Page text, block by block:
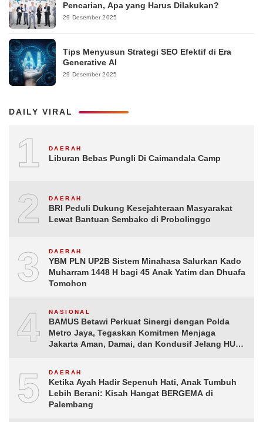
Pencarian, Apa yang Harus Dilakukan?
29 Desember 2025
Tips Menyusun Strategi SEO Efektif di Era
Generative AI
29 Desember 2025
DAILY VIRAL
1 DAERAH
Liburan Bebas Pungli Di Caimandala Camp
2 DAERAH
BRI Peduli Dukung Kesejahteraan Masyarakat
Lewat Bantuan Sembako di Probolinggo
3 DAERAH
YBM PLN UP2B Sistem Minahasa Salurkan Kado
Muharram 1448 H bagi 45 Anak Yatim dan Dhuafa
Tomohon
4 NASIONAL
BAMUS Betawi Perkuat Sinergi dengan Polda
Metro Jaya, Tegaskan Komitmen Menjaga
Jakarta Aman, Damai, dan Kondusif Jelang HUT
5 DAERAH
Ketika Ayah Hadir Sepenuh Hati, Anak Tumbuh
Lebih Berani: Kisah Hangat BERGEMA di
Palembang